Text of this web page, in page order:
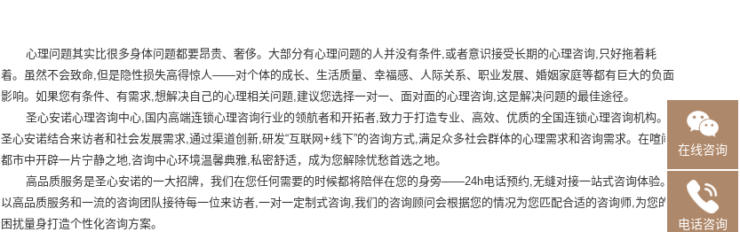
心理问题其实比很多身体问题都要昂贵、奢侈。大部分有心理问题的人并没有条件,或者意识接受长期的心理咨询,只好拖着耗
着。虽然不会致命,但是隐性损失高得惊人——对个体的成长、生活质量、幸福感、人际关系、职业发展、婚姻家庭等都有巨大的负面
影响。如果您有条件、有需求,想解决自己的心理相关问题,建议您选择一对一、面对面的心理咨询,这是解决问题的最佳途径。
圣心安诺心理咨询中心,国内高端连锁心理咨询行业的领航者和开拓者,致力于打造专业、高效、优质的全国连锁心理咨询机构。
圣心安诺结合来访者和社会发展需求,通过渠道创新,研发“互联网+线下”的咨询方式,满足众多社会群体的心理需求和咨询需求。在喧闹
都市中开辟一片宁静之地,咨询中心环境温馨典雅,私密舒适，成为您解除忧愁首选之地。
高品质服务是圣心安诺的一大招牌，我们在您任何需要的时候都将陪伴在您的身旁——24h电话预约,无缝对接一站式咨询体验。
以高品质服务和一流的咨询团队接待每一位来访者,一对一定制式咨询,我们的咨询顾问会根据您的情况为您匹配合适的咨询师,为您的
困扰量身打造个性化咨询方案。
在线咨询
电话咨询